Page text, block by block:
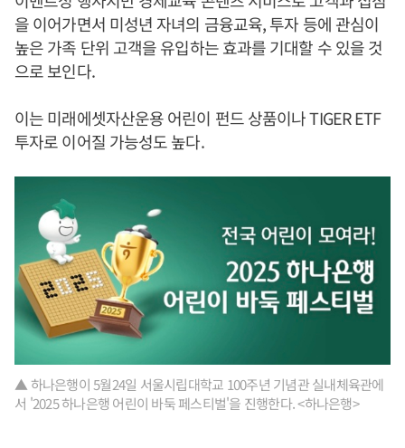
을 이어가면서 미성년 자녀의 금융교육, 투자 등에 관심이
높은 가족 단위 고객을 유입하는 효과를 기대할 수 있을 것
으로 보인다.
이는 미래에셋자산운용 어린이 펀드 상품이나 TIGER ETF
투자로 이어질 가능성도 높다.
▲ 하나은행이 5월24일 서울시립대학교 100주년 기념관 실내체육관에
서 '2025 하나은행 어린이 바둑 페스티벌'을 진행한다. <하나은행>